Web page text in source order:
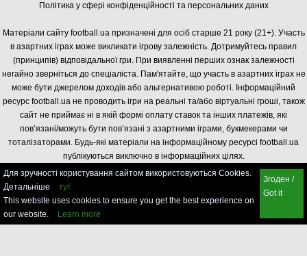
Політика у сфері конфіденційності та персональних даних
Матеріали сайту football.ua призначені для осіб старше 21 року (21+). Участь
в азартних іграх може викликати ігрову залежність. Дотримуйтесь правил
(принципів) відповідальної гри. При виявленні перших ознак залежності
негайно зверніться до спеціаліста. Пам'ятайте, що участь в азартних іграх не
може бути джерелом доходів або альтернативою роботі. Інформаційний
ресурс football.ua не проводить ігри на реальні та/або віртуальні гроші, також
сайт не приймає ні в якій формі оплату ставок та інших платежів, які
пов’язані/можуть бути пов’язані з азартними іграми, букмекерами чи
тоталізаторами. Будь-які матеріали на інформаційному ресурсі football.ua
публікуються виключно в інформаційних цілях.
Для зручності користування сайтом використовуються Cookies.
Детальніше
тут
This website uses cookies to ensure you get the best experience on
our website.
Learn more
Згоден /
Got it